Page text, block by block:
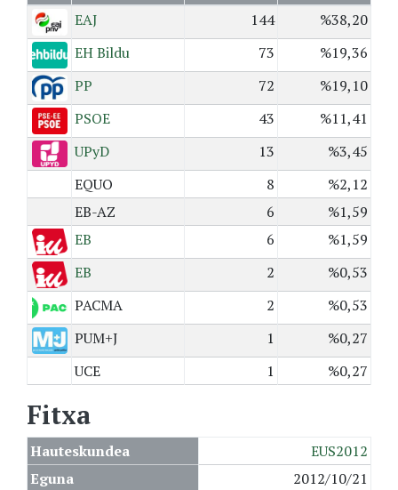
EAJ
144
%38,20
EH Bildu
73
%19,36
PP
72
%19,10
PSOE
43
%11,41
UPyD
13
%3,45
EQUO
8
%2,12
EB-AZ
6
%1,59
EB
6
%1,59
EB
2
%0,53
PACMA
2
%0,53
PUM+J
1
%0,27
UCE
1 %0,27
Fitxa
Hauteskundea
EUS2012
Eguna
2012/10/21